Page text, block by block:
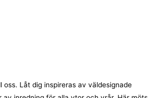
oss. Låt dig inspireras av väldesignade